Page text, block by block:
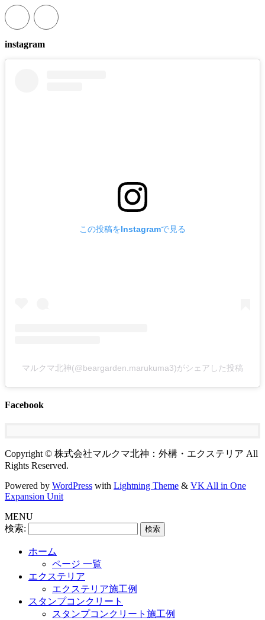
instagram
この投稿をInstagramで見る
マルクマ北神(@beargarden.marukuma3)がシェアした投稿
Facebook
Copyright © 株式会社マルクマ北神：外構・エクステリア All
Rights Reserved.
Powered by WordPress with Lightning Theme & VK All in One
Expansion Unit
MENU
検索:
ホーム
ページ 一覧
エクステリア
エクステリア施工例
スタンプコンクリート
スタンプコンクリート施工例